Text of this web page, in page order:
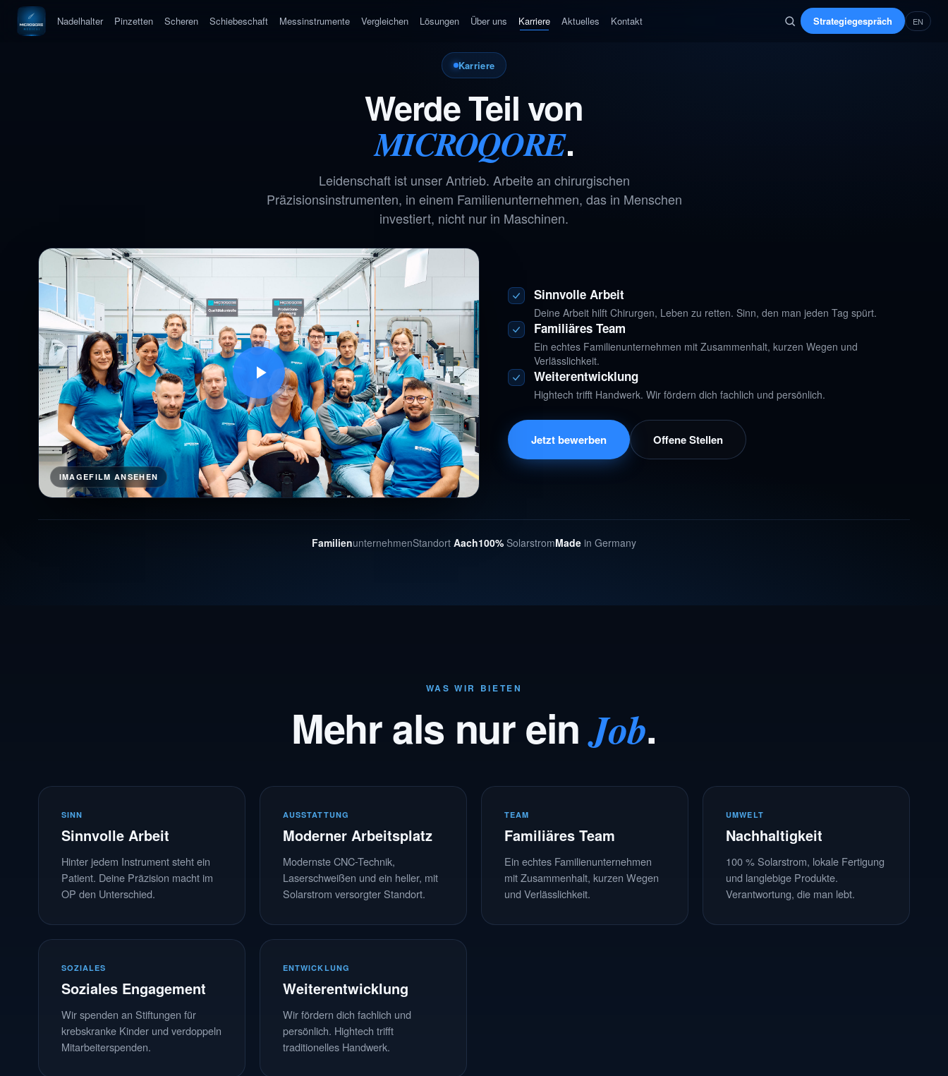
Nadelhalter Pinzetten Scheren Schiebeschaft Messinstrumente Vergleichen Lösungen Über uns Karriere Aktuelles Kontakt Strategiegespräch EN
Karriere
Werde Teil von
MICROQORE.
Leidenschaft ist unser Antrieb. Arbeite an chirurgischen
Präzisionsinstrumenten, in einem Familienunternehmen, das in Menschen
investiert, nicht nur in Maschinen.
IMAGEFILM ANSEHEN
Sinnvolle Arbeit
Deine Arbeit hilft Chirurgen, Leben zu retten. Sinn, den man jeden Tag spürt.
Familiäres Team
Ein echtes Familienunternehmen mit Zusammenhalt, kurzen Wegen und
Verlässlichkeit.
Weiterentwicklung
Hightech trifft Handwerk. Wir fördern dich fachlich und persönlich.
Jetzt bewerben Offene Stellen
FamilienunternehmenStandort Aach100% SolarstromMade in Germany
WAS WIR BIETEN
Mehr als nur einJob.
SINN
Sinnvolle Arbeit
Hinter jedem Instrument steht ein
Patient. Deine Präzision macht im
OP den Unterschied.
AUSSTATTUNG
Moderner Arbeitsplatz
Modernste CNC-Technik,
Laserschweißen und ein heller, mit
Solarstrom versorgter Standort.
TEAM
Familiäres Team
Ein echtes Familienunternehmen
mit Zusammenhalt, kurzen Wegen
und Verlässlichkeit.
UMWELT
Nachhaltigkeit
100 % Solarstrom, lokale Fertigung
und langlebige Produkte.
Verantwortung, die man lebt.
SOZIALES
Soziales Engagement
Wir spenden an Stiftungen für
krebskranke Kinder und verdoppeln
Mitarbeiterspenden.
ENTWICKLUNG
Weiterentwicklung
Wir fördern dich fachlich und
persönlich. Hightech trifft
traditionelles Handwerk.